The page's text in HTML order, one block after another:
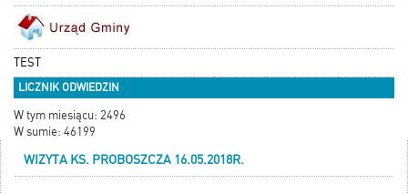
TEST
LICZNIK ODWIEDZIN
W tym miesiącu: 2496
W sumie: 46199
WIZYTA KS. PROBOSZCZA 16.05.2018R.